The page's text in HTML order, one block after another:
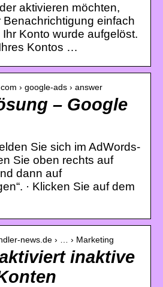
aktivieren möchten,
Benachrichtigung einfach
Konto wurde aufgelöst.
Kontos …
› google-ads › answer
– Google
Sie sich im AdWords-
Sie oben rechts auf
dann auf
· Klicken Sie auf dem
news.de › … › Marketing
inaktive